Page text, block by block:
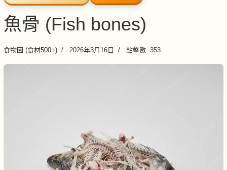
魚骨 (Fish bones)
食物園 (食材500+) 2026年3月16日 點擊數: 353